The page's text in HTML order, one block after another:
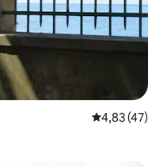
Средна
4,83 (47)